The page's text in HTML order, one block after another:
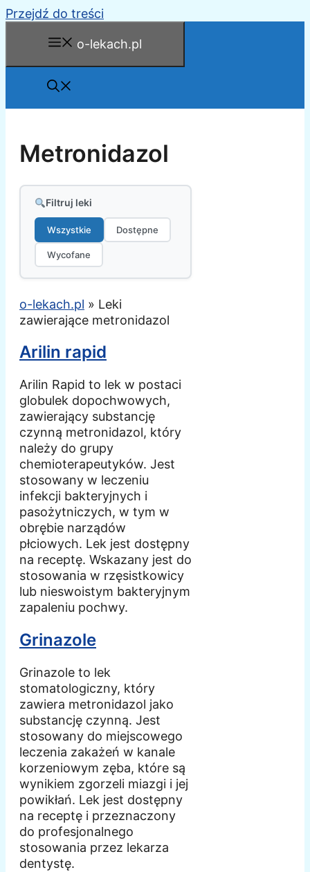
Przejdź do treści
o-lekach.pl
Metronidazol
Filtruj leki
Wszystkie Dostępne
Wycofane
o-lekach.pl » Leki
zawierające metronidazol
Arilin rapid
Arilin Rapid to lek w postaci
globulek dopochwowych,
zawierający substancję
czynną metronidazol, który
należy do grupy
chemioterapeutyków. Jest
stosowany w leczeniu
infekcji bakteryjnych i
pasożytniczych, w tym w
obrębie narządów
płciowych. Lek jest dostępny
na receptę. Wskazany jest do
stosowania w rzęsistkowicy
lub nieswoistym bakteryjnym
zapaleniu pochwy.
Grinazole
Grinazole to lek
stomatologiczny, który
zawiera metronidazol jako
substancję czynną. Jest
stosowany do miejscowego
leczenia zakażeń w kanale
korzeniowym zęba, które są
wynikiem zgorzeli miazgi i jej
powikłań. Lek jest dostępny
na receptę i przeznaczony
do profesjonalnego
stosowania przez lekarza
dentystę.